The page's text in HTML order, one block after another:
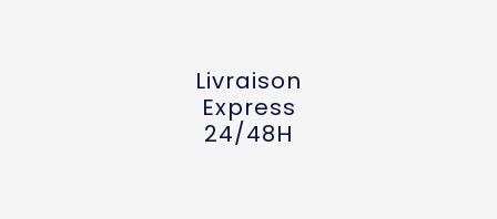
Livraison
Express
24/48H